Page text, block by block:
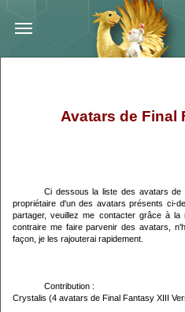
Avatars de Final
Ci dessous la liste des avatars
propriétaire d'un des avatars présents ci-
partager, veuillez me contacter grâce à
contraire me faire parvenir des avatars,
façon, je les rajouterai rapidement.
Contribution :
Crystalis (4 avatars de Final Fantasy XIII